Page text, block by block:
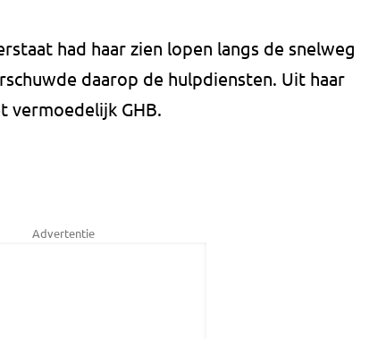
had haar zien lopen langs de snelweg
daarop de hulpdiensten. Uit haar
vermoedelijk GHB.
Advertentie